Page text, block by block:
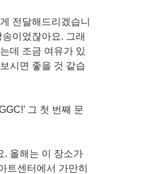
전달해드리겠습니
이었잖아요. 그래
데 조금 여유가 있
시면 좋을 것 같습
그 첫 번째 문
. 올해는 이 장소가
트센터에서 가만히